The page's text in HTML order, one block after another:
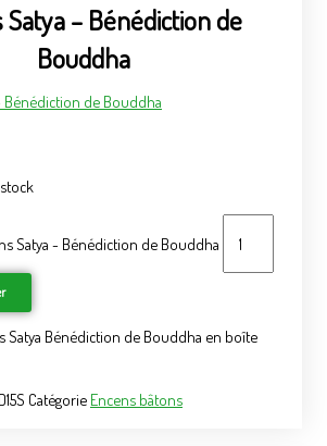
Satya – Bénédiction de
Bouddha
Satya - Bénédiction de Bouddha
Satya Bénédiction de Bouddha en boîte
Catégorie Encens bâtons